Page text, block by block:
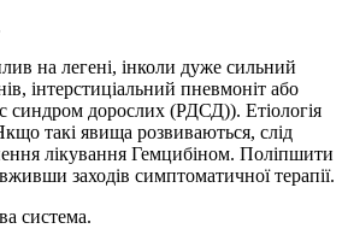
на легені, інколи дуже сильний
інтерстиціальний пневмоніт або
синдром дорослих (РДСД)). Етіологія
такі явища розвиваються, слід
лікування Гемцибіном. Поліпшити
заходів симптоматичної терапії.
система.